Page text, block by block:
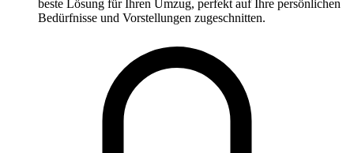
beste Lösung für Ihren Umzug, perfekt auf Ihre persönlichen
Bedürfnisse und Vorstellungen zugeschnitten.